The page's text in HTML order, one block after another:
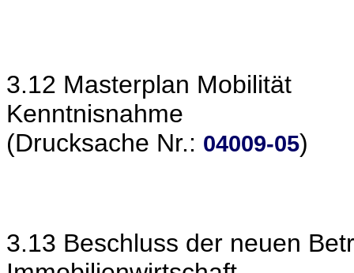
3.12 Masterplan Mobilität
Kenntnisnahme
(Drucksache Nr.: 04009-05)
3.13 Beschluss der neuen